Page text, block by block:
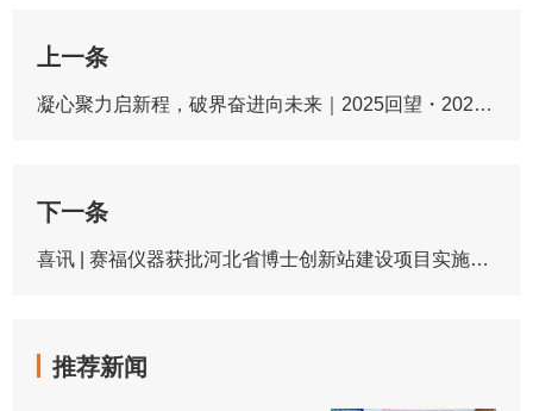
上一条
凝心聚力启新程，破界奋进向未来｜2025回望・2026启航 赛福仪器年会圆满落幕！
下一条
喜讯 | 赛福仪器获批河北省博士创新站建设项目实施单位！
推荐新闻